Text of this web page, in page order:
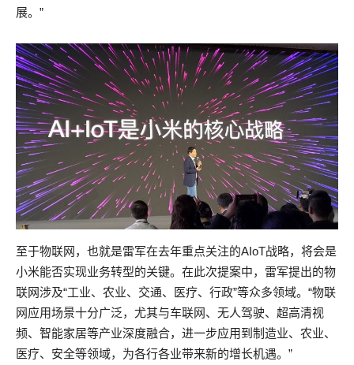
展。”
至于物联网，也就是雷军在去年重点关注的AIoT战略，将会是
小米能否实现业务转型的关键。在此次提案中，雷军提出的物
联网涉及“工业、农业、交通、医疗、行政”等众多领域。“物联
网应用场景十分广泛，尤其与车联网、无人驾驶、超高清视
频、智能家居等产业深度融合，进一步应用到制造业、农业、
医疗、安全等领域，为各行各业带来新的增长机遇。”